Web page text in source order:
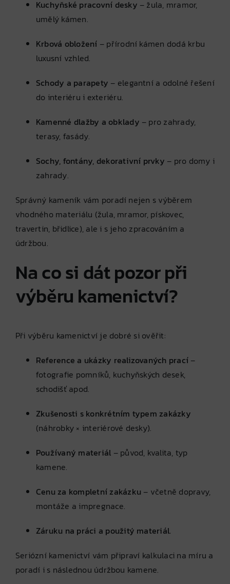
Kuchyňské pracovní desky – žula, mramor,
umělý kámen.
Krbová obložení – přírodní kámen dodá krbu
luxusní vzhled.
Schody a parapety – elegantní a odolné řešení
do interiéru i exteriéru.
Kamenné dlažby a obklady – pro zahrady,
terasy, fasády.
Sochy, fontány, dekorativní prvky – pro domy i
zahrady.
Správný kameník vám poradí nejen s výběrem
vhodného materiálu (žula, mramor, pískovec,
travertin, břidlice), ale i s jeho zpracováním a
údržbou.
Na co si dát pozor při
výběru kamenictví?
Při výběru kamenictví je dobré si ověřit:
Reference a ukázky realizovaných prací –
fotografie pomníků, kuchyňských desek,
schodišť apod.
Zkušenosti s konkrétním typem zakázky
(náhrobky × interiérové desky).
Používaný materiál – původ, kvalita, typ
kamene.
Cenu za kompletní zakázku – včetně dopravy,
montáže a impregnace.
Záruku na práci a použitý materiál.
Seriózní kamenictví vám připraví kalkulaci na míru a
poradí i s následnou údržbou kamene.